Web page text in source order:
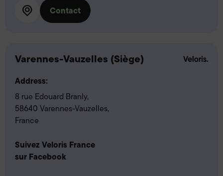
Contact
Varennes-Vauzelles (Siège)
Address:
8 rue Edouard Branly,
58640 Varennes-Vauzelles,
France
Suivez Veloris France
sur Facebook